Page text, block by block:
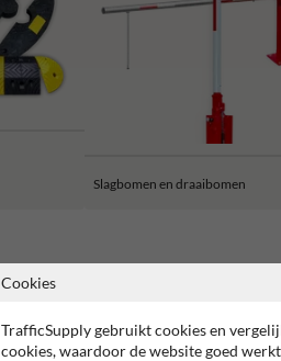
Slagbomen en draaibomen
2 jaar fabrieksgarantie
Cookies
TrafficSupply gebruikt cookies en
cookies, waardoor de website goed